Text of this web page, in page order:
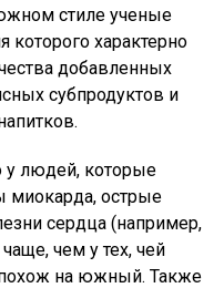
стиле ученые
которого характерно
добавленных
субпродуктов и
у людей, которые
миокарда, острые
сердца (например,
чем у тех, чей
похож на южный. Также